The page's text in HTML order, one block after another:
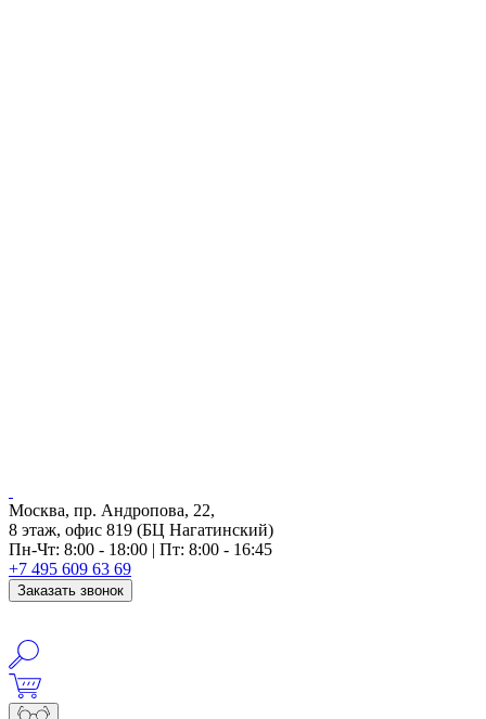
Москва, пр. Андропова, 22,
8 этаж, офис 819 (БЦ Нагатинский)
Пн-Чт: 8:00 - 18:00 | Пт: 8:00 - 16:45
+7 495 609 63 69
Заказать звонок